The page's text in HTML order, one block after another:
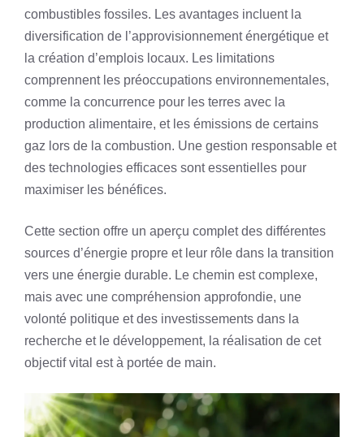
combustibles fossiles. Les avantages incluent la
diversification de l’approvisionnement énergétique et
la création d’emplois locaux. Les limitations
comprennent les préoccupations environnementales,
comme la concurrence pour les terres avec la
production alimentaire, et les émissions de certains
gaz lors de la combustion. Une gestion responsable et
des technologies efficaces sont essentielles pour
maximiser les bénéfices.
Cette section offre un aperçu complet des différentes
sources d’énergie propre et leur rôle dans la transition
vers une énergie durable. Le chemin est complexe,
mais avec une compréhension approfondie, une
volonté politique et des investissements dans la
recherche et le développement, la réalisation de cet
objectif vital est à portée de main.